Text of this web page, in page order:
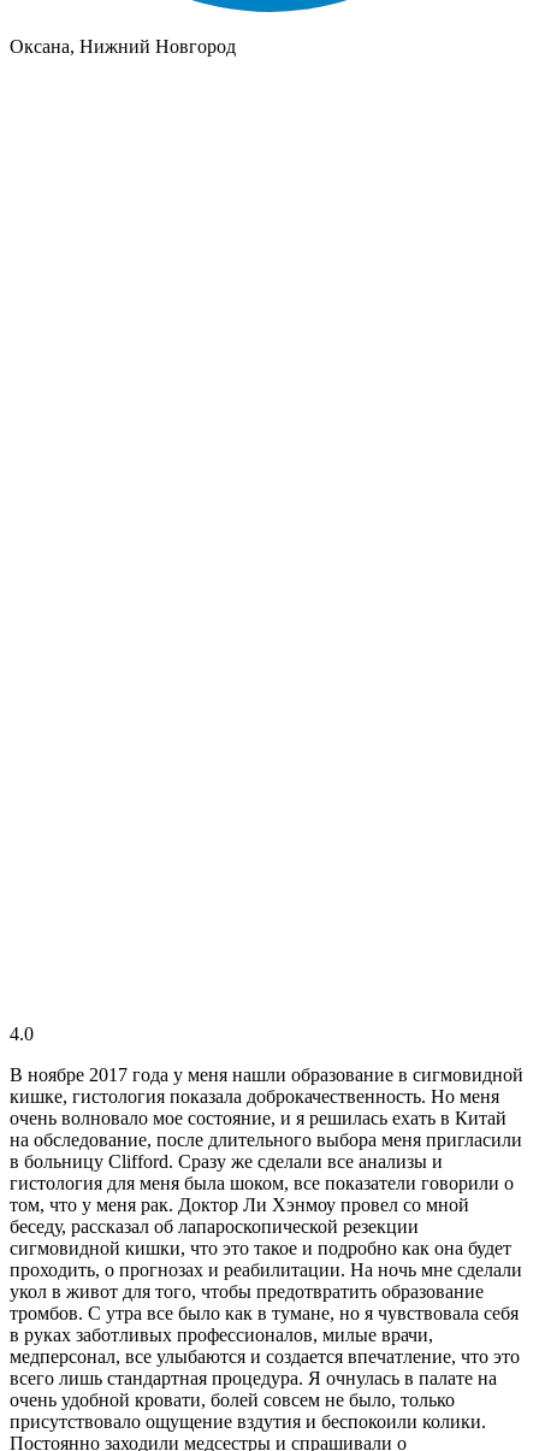
Оксана, Нижний Новгород
4.0
В ноябре 2017 года у меня нашли образование в сигмовидной
кишке, гистология показала доброкачественность. Но меня
очень волновало мое состояние, и я решилась ехать в Китай
на обследование, после длительного выбора меня пригласили
в больницу Clifford. Сразу же сделали все анализы и
гистология для меня была шоком, все показатели говорили о
том, что у меня рак. Доктор Ли Хэнмоу провел со мной
беседу, рассказал об лапароскопической резекции
сигмовидной кишки, что это такое и подробно как она будет
проходить, о прогнозах и реабилитации. На ночь мне сделали
укол в живот для того, чтобы предотвратить образование
тромбов. С утра все было как в тумане, но я чувствовала себя
в руках заботливых профессионалов, милые врачи,
медперсонал, все улыбаются и создается впечатление, что это
всего лишь стандартная процедура. Я очнулась в палате на
очень удобной кровати, болей совсем не было, только
присутствовало ощущение вздутия и беспокоили колики.
Постоянно заходили медсестры и спрашивали о